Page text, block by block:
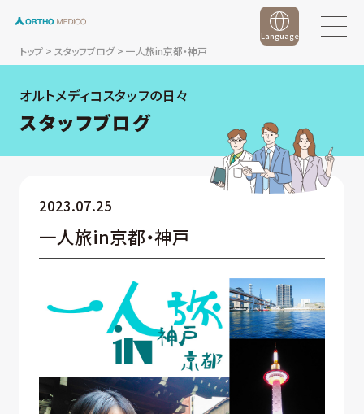
トップ> スタッフブログ> 一人旅in京都・神戸
Language
オルトメディコスタッフの日々
スタッフブログ
2023.07.25
一人旅in京都・神戸